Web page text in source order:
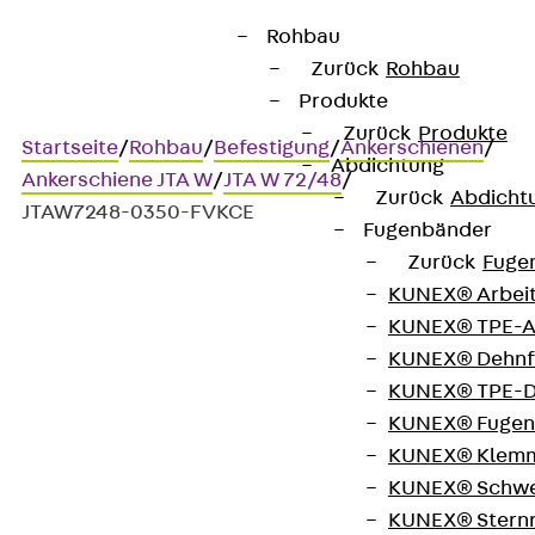
Rohbau
Zurück Rohbau
Produkte
Zurück Produkte
Abdichtung
Zurück
Fugenbänder
Zurück
KUNEX®
KUNEX®
KUNEX®
KUNEX®
KUNEX®
KUNEX®
KUNEX®
KUNEX®
Startseite/Rohbau/Befestigung/Ankerschienen/
Ankerschiene JTA W/JTA W 72/48/
JTAW7248-0350-FVKCE
JORDAHL Ankerschiene
warmgewalzt, mit Rund-